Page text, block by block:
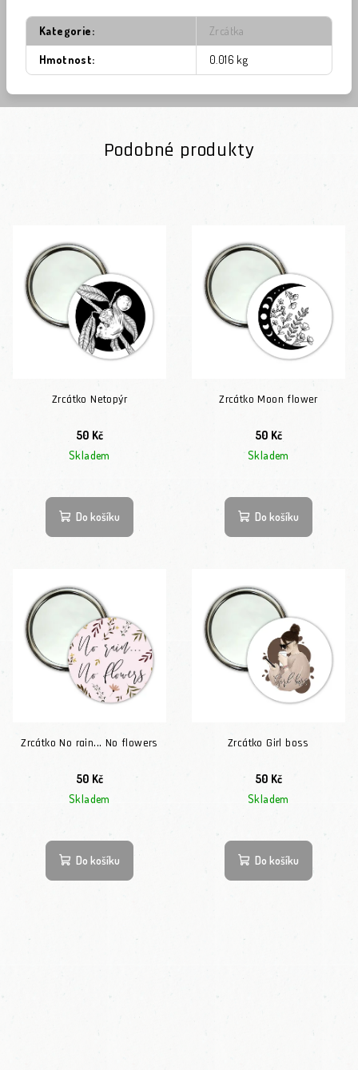
Kategorie: Zrcátka
Hmotnost: 0.016 kg
Podobné produkty
Zrcátko Netopýr
50 Kč
Skladem
Do košíku
Zrcátko Moon flower
50 Kč
Skladem
Do košíku
Zrcátko No rain... No flowers
50 Kč
Skladem
Do košíku
Zrcátko Girl boss
50 Kč
Skladem
Do košíku